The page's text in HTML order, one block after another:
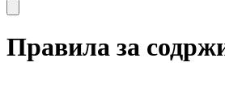
Правила за